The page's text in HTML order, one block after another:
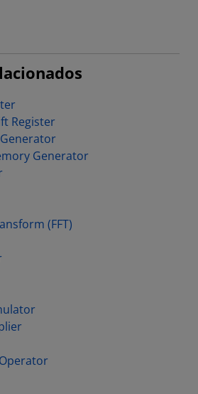
Register
Generator
(FFT)